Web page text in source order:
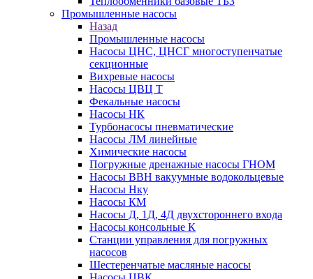
Промышленные насосы
Назад
Промышленные насосы
Насосы ЦНС, ЦНСГ многоступенчатые
секционные
Вихревые насосы
Насосы ЦВЦ Т
Фекальные насосы
Насосы НК
Турбонасосы пневматические
Насосы ЛМ линейные
Химические насосы
Погружные дренажные насосы ГНОМ
Насосы ВВН вакуумные водокольцевые
Насосы Нку
Насосы КМ
Насосы Д, 1Д, 4Д двухстороннего входа
Насосы консольные К
Станции управления для погружных
насосов
Шестеренчатые масляные насосы